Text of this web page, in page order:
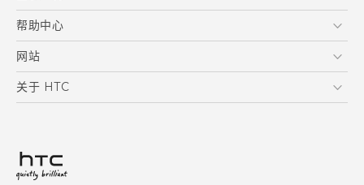
区块链智能手机
VIVE
帮助中心
在线客服
支援与服务
产品保固说明
网站
HTC Dev
关于 HTC
投资人